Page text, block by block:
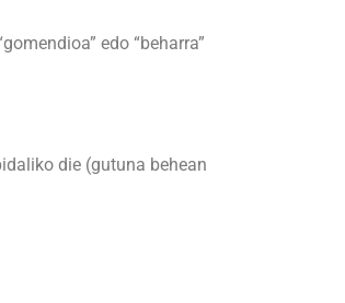
edo “beharra”
die (gutuna behean